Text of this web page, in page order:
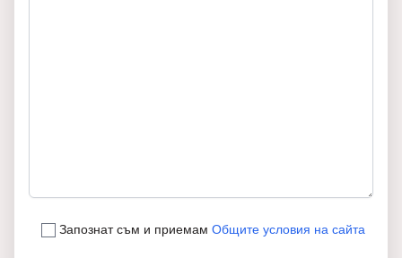
Запознат съм и приемам Общите условия на сайта